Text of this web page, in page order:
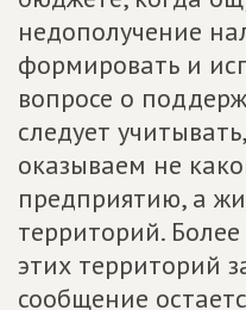
недополучение
формировать и
вопросе о
следует
оказываем не
предприятию, а
территорий.
этих территорий
сообщение